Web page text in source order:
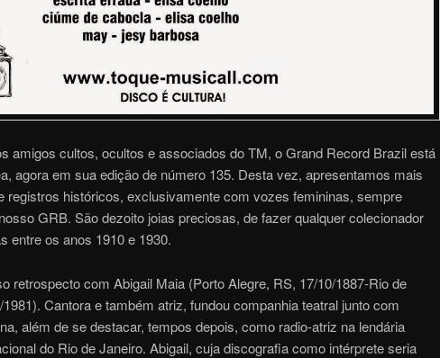
amigos cultos, ocultos e associados do TM, o Grand Record Brazil está
agora em sua edição de número 135. Desta vez, apresentamos mais
registros históricos, exclusivamente com vozes femininas, sempre
GRB. São dezoito joias preciosas, de fazer qualquer colecionador
entre os anos 1910 e 1930.
retrospecto com Abigail Maia (Porto Alegre, RS, 17/10/1887-Rio de
Cantora e também atriz, fundou companhia teatral junto com
além de se destacar, tempos depois, como radio-atriz na lendária
do Rio de Janeiro. Abigail, cuja discografia como intérprete seria